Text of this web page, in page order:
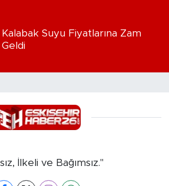
Kalabak Suyu Fiyatlarına Zam
Geldi
İlkeli ve Bağımsız."